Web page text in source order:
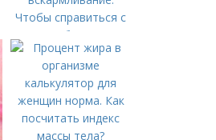
Чтобы справиться с
нагрубанием,
необходимо
предпринять
следующие действия: